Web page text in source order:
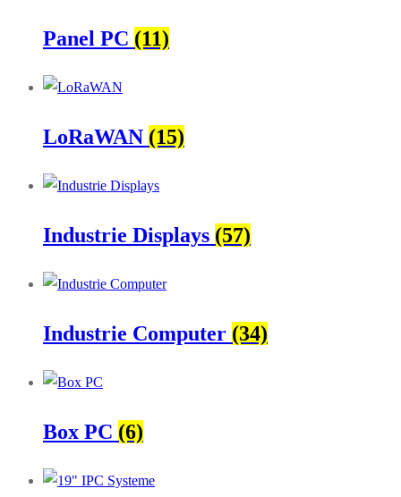
Panel PC (11)
LoRaWAN (15)
Industrie Displays (57)
Industrie Computer (34)
Box PC (6)